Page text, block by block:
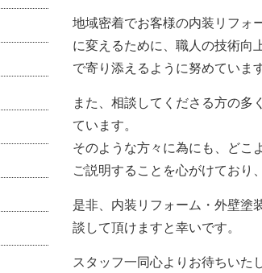
地域密着でお客様の内装リフォ
に変えるために、職人の技術向
で寄り添えるように努めています
また、相談してくださる方の多
ています。
そのような方々に為にも、どこ
ご説明することを心がけており
是非、内装リフォーム・外壁塗
談して頂けますと幸いです。
スタッフ一同心よりお待ちいた